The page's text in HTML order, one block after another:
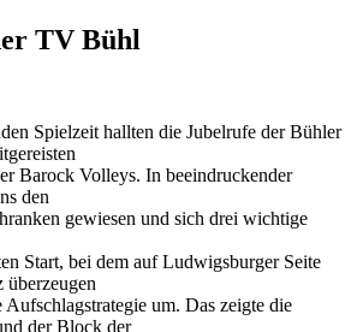
TV Bühl
Spielzeit hallten die Jubelrufe der Bühler
Barock Volleys. In beeindruckender
den
gewiesen und sich drei wichtige
Start, bei dem auf Ludwigsburger Seite
um. Das zeigte die
der Block der